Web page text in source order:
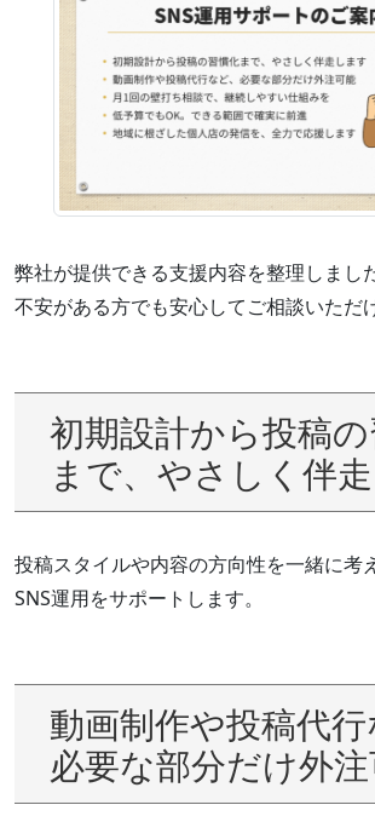
弊社が提供できる支援内容を整理しまし
不安がある方でも安心してご相談いただ
初期設計から投稿
まで、やさしく伴
投稿スタイルや内容の方向性を一緒に考
SNS運用をサポートします。
動画制作や投稿代行
必要な部分だけ外